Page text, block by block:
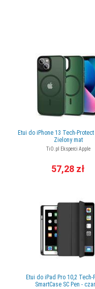
Etui do iPhone 13 Tech-
Zielony mat
TiO.pl Eksperci Apple
57,28 zł
Etui do iPad Pro 10,2 Tech-
SmartCase SC Pen -